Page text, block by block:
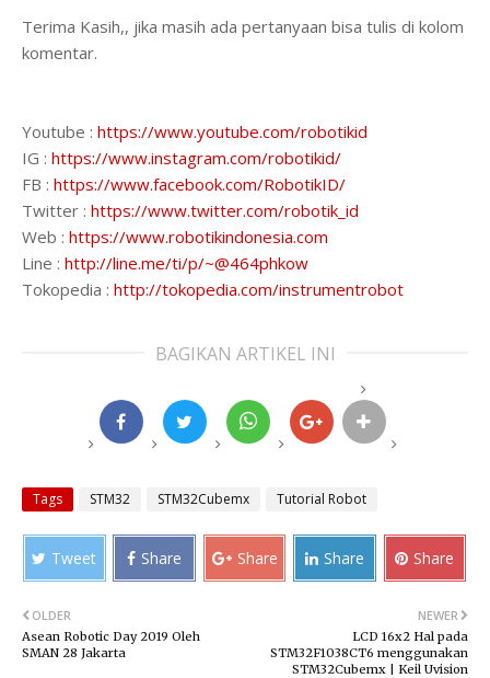
Terima Kasih,, jika masih ada pertanyaan bisa tulis di kolom
komentar.
Youtube : https://www.youtube.com/robotikid
IG : https://www.instagram.com/robotikid/
FB : https://www.facebook.com/RobotikID/
Twitter : https://www.twitter.com/robotik_id
Web : https://www.robotikindonesia.com
Line : http://line.me/ti/p/~@464phkow
Tokopedia : http://tokopedia.com/instrumentrobot
BAGIKAN ARTIKEL INI
Tags STM32 STM32Cubemx Tutorial Robot
Tweet Share Share Share Share
NEWER
LCD 16x2 Hal pada
STM32F1038CT6 menggunakan
STM32Cubemx | Keil Uvision
OLDER
Asean Robotic Day 2019 Oleh
SMAN 28 Jakarta